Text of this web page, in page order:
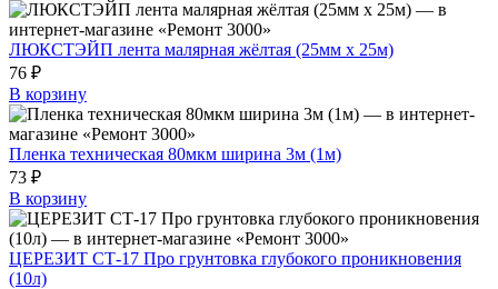
ЛЮКСТЭЙП лента малярная жёлтая (25мм х 25м)
76 ₽
В корзину
Пленка техническая 80мкм ширина 3м (1м)
73 ₽
В корзину
ЦЕРЕЗИТ СТ-17 Про грунтовка глубокого проникновения
(10л)